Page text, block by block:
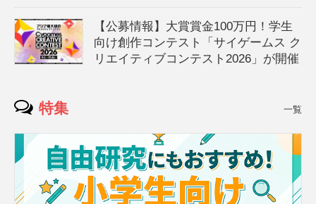
【公募情報】大賞賞金100万円！学生
向け創作コンテスト「サイゲームス ク
リエイティブコンテスト2026」が開催
特集 一覧